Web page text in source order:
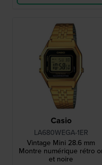
Casio
LA680WEGA-1ER
Vintage Mini 28.6 mm
Montre numérique rétro
et noire